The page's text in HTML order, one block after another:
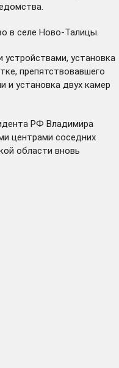
в селе Ново-Талицы.
установка
препятствовавшего
и установка двух камер
РФ Владимира
центрами соседних
области вновь